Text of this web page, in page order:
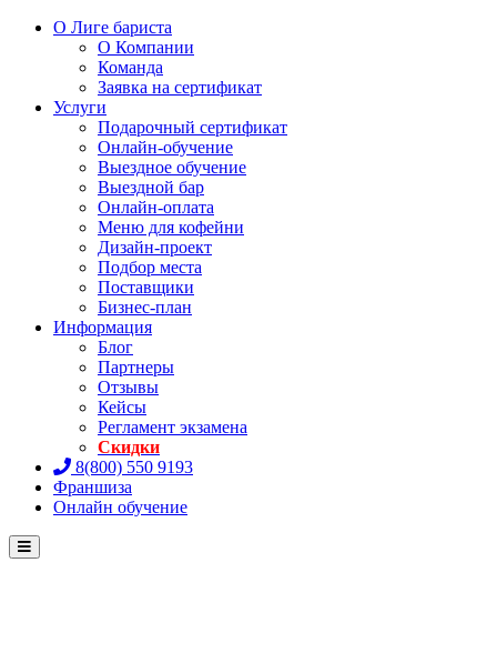
О Лиге бариста
О Компании
Команда
Заявка на сертификат
Услуги
Подарочный сертификат
Онлайн-обучение
Выездное обучение
Выездной бар
Онлайн-оплата
Меню для кофейни
Дизайн-проект
Подбор места
Поставщики
Бизнес-план
Информация
Блог
Партнеры
Отзывы
Кейсы
Регламент экзамена
Скидки
8(800) 550 9193
Франшиза
Онлайн обучение
Menu